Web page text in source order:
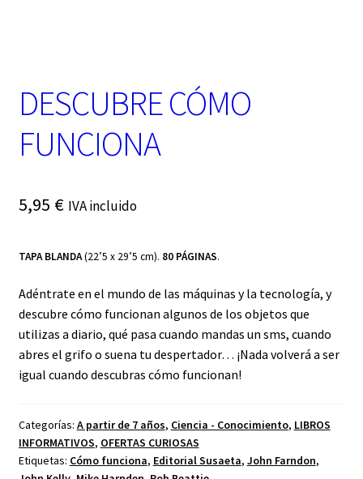
DESCUBRE CÓMO
FUNCIONA
5,95 € IVA incluido
TAPA BLANDA(22’5 x 29’5 cm). 80 PÁGINAS.
Adéntrate en el mundo de las máquinas y la tecnología, y
descubre cómo funcionan algunos de los objetos que
utilizas a diario, qué pasa cuando mandas un sms, cuando
abres el grifo o suena tu despertador… ¡Nada volverá a ser
igual cuando descubras cómo funcionan!
Categorías: A partir de 7 años, Ciencia - Conocimiento, LIBROS
INFORMATIVOS, OFERTAS CURIOSAS
Etiquetas: Cómo funciona, Editorial Susaeta, John Farndon,